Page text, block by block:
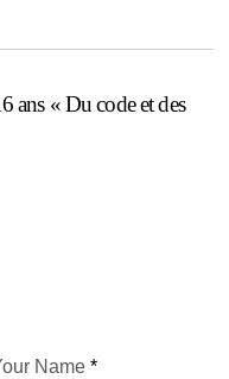
ans « Du code et des
Name *